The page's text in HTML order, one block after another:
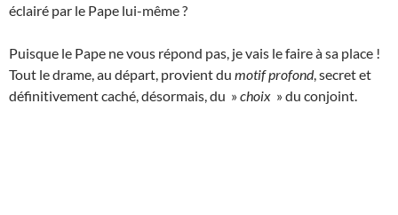
éclairé par le Pape lui-même ?
Puisque le Pape ne vous répond pas, je vais le faire à sa place !
Tout le drame, au départ, provient du motif profond, secret et
définitivement caché, désormais, du »choix » du conjoint.